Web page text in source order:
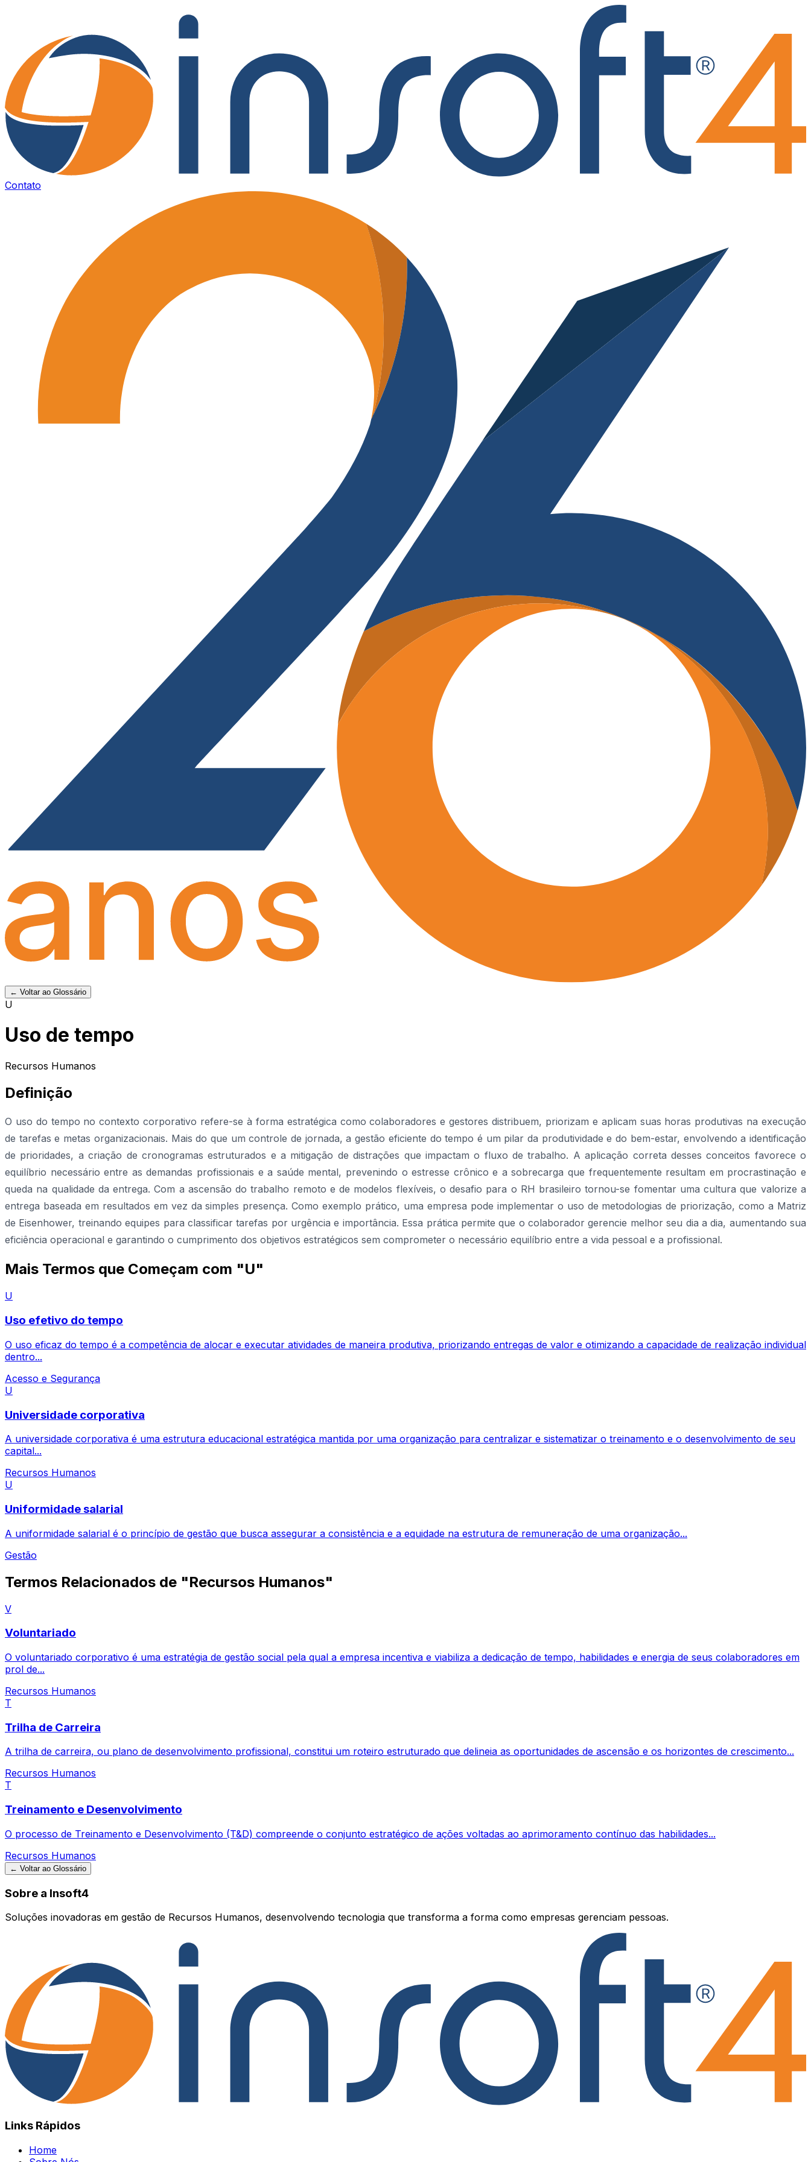
Contato
← Voltar ao Glossário
U
Uso de tempo
Recursos Humanos
Definição
O uso do tempo no contexto corporativo refere-se à forma estratégica como colaboradores e gestores distribuem, priorizam e aplicam suas horas produtivas na execução
de tarefas e metas organizacionais. Mais do que um controle de jornada, a gestão eficiente do tempo é um pilar da produtividade e do bem-estar, envolvendo a identificação
de prioridades, a criação de cronogramas estruturados e a mitigação de distrações que impactam o fluxo de trabalho. A aplicação correta desses conceitos favorece o
equilíbrio necessário entre as demandas profissionais e a saúde mental, prevenindo o estresse crônico e a sobrecarga que frequentemente resultam em procrastinação e
queda na qualidade da entrega. Com a ascensão do trabalho remoto e de modelos flexíveis, o desafio para o RH brasileiro tornou-se fomentar uma cultura que valorize a
entrega baseada em resultados em vez da simples presença. Como exemplo prático, uma empresa pode implementar o uso de metodologias de priorização, como a Matriz
de Eisenhower, treinando equipes para classificar tarefas por urgência e importância. Essa prática permite que o colaborador gerencie melhor seu dia a dia, aumentando sua
eficiência operacional e garantindo o cumprimento dos objetivos estratégicos sem comprometer o necessário equilíbrio entre a vida pessoal e a profissional.
Mais Termos que Começam com "U"
U
Uso efetivo do tempo
O uso eficaz do tempo é a competência de alocar e executar atividades de maneira produtiva, priorizando entregas de valor e otimizando a capacidade de realização individual
dentro...
Acesso e Segurança
U
Universidade corporativa
A universidade corporativa é uma estrutura educacional estratégica mantida por uma organização para centralizar e sistematizar o treinamento e o desenvolvimento de seu
capital...
Recursos Humanos
U
Uniformidade salarial
A uniformidade salarial é o princípio de gestão que busca assegurar a consistência e a equidade na estrutura de remuneração de uma organização...
Gestão
Termos Relacionados de "Recursos Humanos"
V
Voluntariado
O voluntariado corporativo é uma estratégia de gestão social pela qual a empresa incentiva e viabiliza a dedicação de tempo, habilidades e energia de seus colaboradores em
prol de...
Recursos Humanos
T
Trilha de Carreira
A trilha de carreira, ou plano de desenvolvimento profissional, constitui um roteiro estruturado que delineia as oportunidades de ascensão e os horizontes de crescimento...
Recursos Humanos
T
Treinamento e Desenvolvimento
O processo de Treinamento e Desenvolvimento (T&D) compreende o conjunto estratégico de ações voltadas ao aprimoramento contínuo das habilidades...
Recursos Humanos
← Voltar ao Glossário
Sobre a Insoft4
Soluções inovadoras em gestão de Recursos Humanos, desenvolvendo tecnologia que transforma a forma como empresas gerenciam pessoas.
Links Rápidos
Home